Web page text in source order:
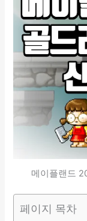
메이플랜드
페이지 목차